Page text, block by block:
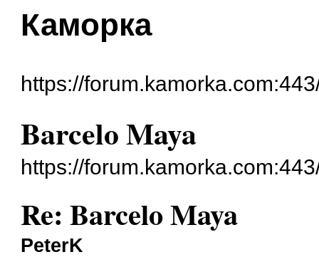
Каморка
https://
Barcelo Maya
https://
Re: Barcelo Maya
PeterK